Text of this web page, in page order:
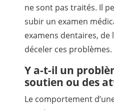
ne sont pas traités. Il
subir un examen
examens dentaires, de
déceler ces problèmes.
Y a-t-il un
soutien ou des
Le comportement